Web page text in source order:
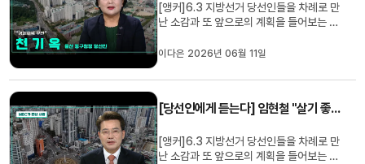
[앵커]6.3 지방선거 당선인들을 차례로 만
난 소감과 또 앞으로의 계획을 들어보는 시
하겠습니다. Q1. 당선을 축하드립니다. 먼
보다 저를 믿고 소중한 한 표를 보내주신 동
이번 선거 결과는 저 개인...
이다은 2026년 06월 11일
[당선인에게 듣는다] 임현철 "살기 좋은 명품 남구"
[앵커]6.3 지방선거 당선인들을 차례로 만
난 소감과 또 앞으로의 계획을 들어보는 시